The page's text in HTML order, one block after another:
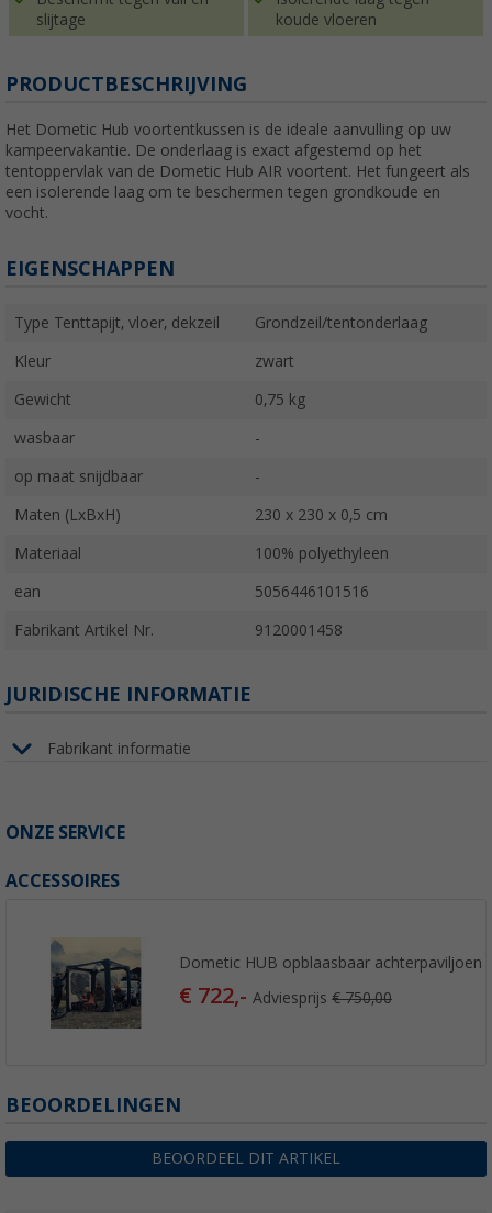
slijtage
koude vloeren
PRODUCTBESCHRIJVING
Het Dometic Hub voortentkussen is de ideale aanvulling op uw
kampeervakantie. De onderlaag is exact afgestemd op het
tentoppervlak van de Dometic Hub AIR voortent. Het fungeert als
een isolerende laag om te beschermen tegen grondkoude en
vocht.
EIGENSCHAPPEN
Type Tenttapijt, vloer, dekzeil Grondzeil/tentonderlaag
Kleur zwart
Gewicht 0,75 kg
wasbaar -
op maat snijdbaar -
Maten (LxBxH) 230 x 230 x 0,5 cm
Materiaal 100% polyethyleen
ean 5056446101516
Fabrikant Artikel Nr. 9120001458
JURIDISCHE INFORMATIE
Fabrikant informatie
ONZE SERVICE
ACCESSOIRES
Dometic HUB opblaasbaar achterpaviljoen
€ 722,-Adviesprijs€ 750,00
BEOORDELINGEN
BEOORDEEL DIT ARTIKEL